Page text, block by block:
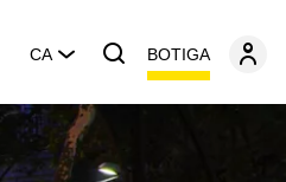
CA BOTIGA